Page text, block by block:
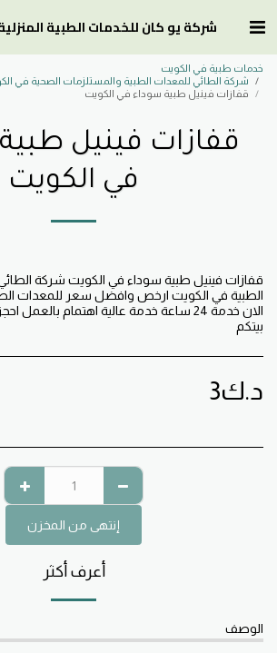
شركة يو كان للخدمات الطبية
خدمات طبية في الكويت
شركة الطائي للمعدات الطبية والمستلزمات الصحية في
قفازات فينيل طبية سوداء في الكويت
قفازات فينيل
في الكويت
قفازات فينيل طبية سوداء في الكويت شركة
الطبية في الكويت ارخص وافضل سعر للمعدات
الان خدمة 24 ساعة خدمة عالية اهتمام
بيتكم
د.ك3
إنتهى من المخزن
أعرف أكثر
الوصف